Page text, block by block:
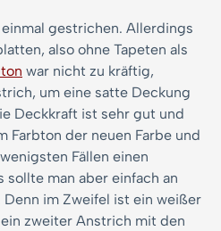
gestrichen. Allerdings
also ohne Tapeten als
war nicht zu kräftig,
um eine satte Deckung
Deckkraft ist sehr gut und
Farbton der neuen Farbe und
Fällen einen
man aber einfach an
im Zweifel ist ein weißer
zweiter Anstrich mit den